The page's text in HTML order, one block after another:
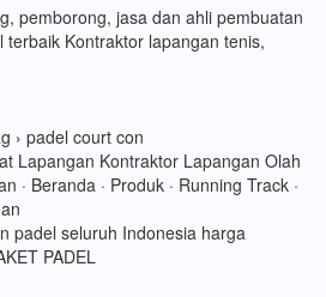
pemborong, jasa dan ahli pembuatan
Kontraktor lapangan tenis,
› padel court con
Lapangan Kontraktor Lapangan Olah
· Beranda · Produk · Running Track ·
padel seluruh Indonesia harga
PADEL